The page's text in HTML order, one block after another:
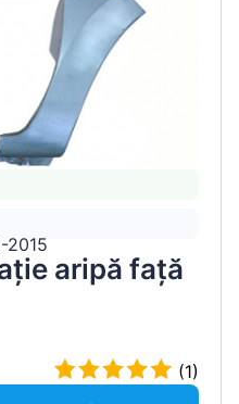
2015
aripă față
(1)